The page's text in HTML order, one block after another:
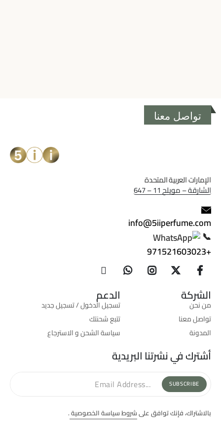
تواصل معنا
الإمارات العربية المتحدة
الشارقة – مويلح 11 – 647
info@5iiperfume.com
📞
+971521603023
الشركة
من نحن
تواصل معنا
المدونة
الدعم
تسجيل الدخول / تسجيل جديد
تتبع شحنتك
سياسة الشحن و الاسترجاع
أشترك في نشرتنا البريدية
SUBSCRIBE
بالاشتراك، فإنك توافق علىشروط سياسة الخصوصية.